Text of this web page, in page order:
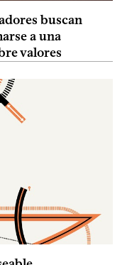
buscan
a una
valores